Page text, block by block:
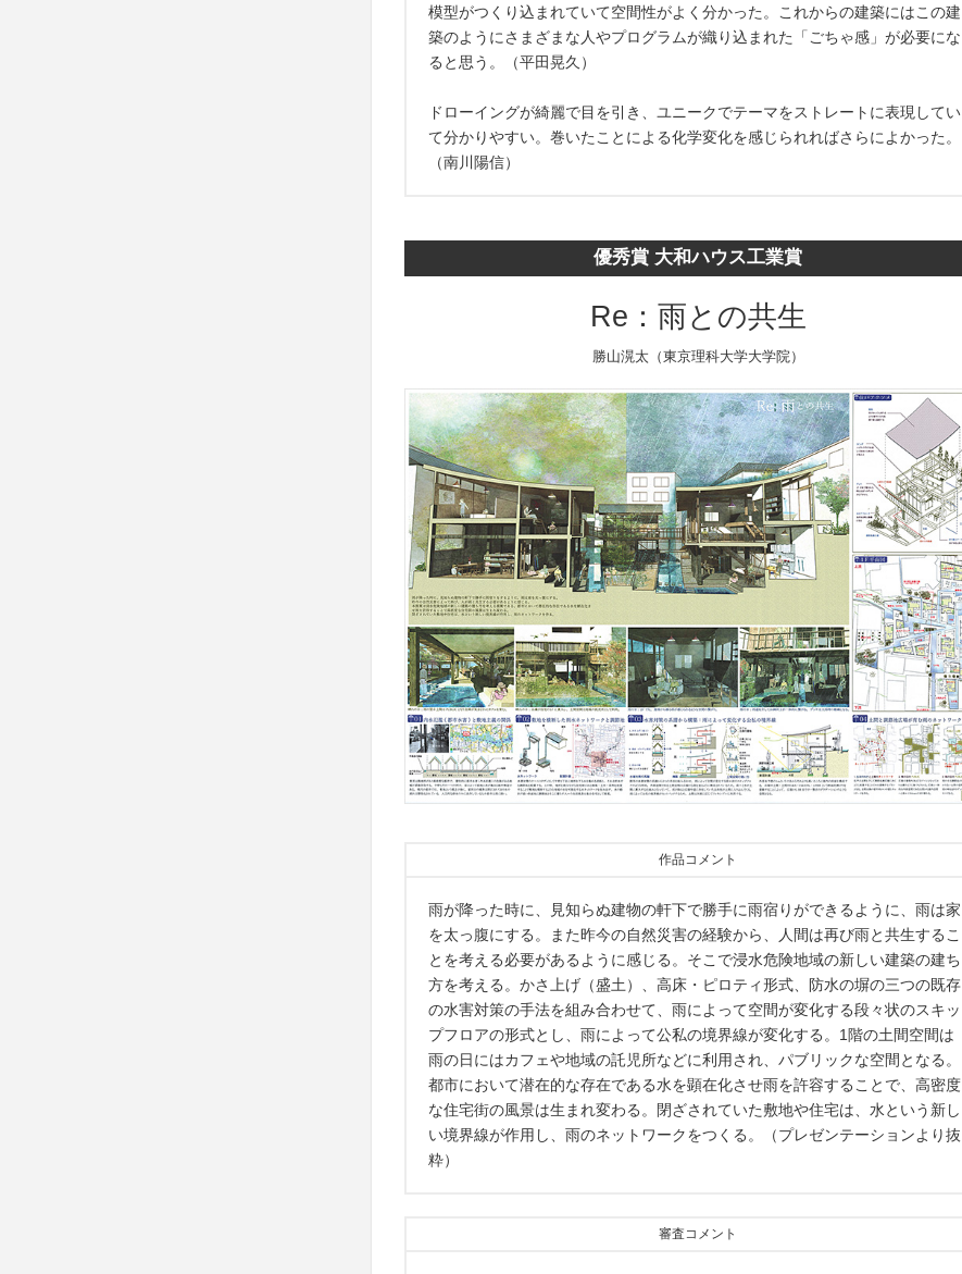
模型がつくり込まれていて空間性がよく分かった。これからの建築にはこの建
築のようにさまざまな人やプログラムが織り込まれた「ごちゃ感」が必要にな
ると思う。（平田晃久）
ドローイングが綺麗で目を引き、ユニークでテーマをストレートに表現してい
て分かりやすい。巻いたことによる化学変化を感じられればさらによかった。
（南川陽信）
優秀賞 大和ハウス工業賞
Re：雨との共生
勝山滉太（東京理科大学大学院）
作品コメント
雨が降った時に、見知らぬ建物の軒下で勝手に雨宿りができるように、雨は家
を太っ腹にする。また昨今の自然災害の経験から、人間は再び雨と共生するこ
とを考える必要があるように感じる。そこで浸水危険地域の新しい建築の建ち
方を考える。かさ上げ（盛土）、高床・ピロティ形式、防水の塀の三つの既存
の水害対策の手法を組み合わせて、雨によって空間が変化する段々状のスキッ
プフロアの形式とし、雨によって公私の境界線が変化する。1階の土間空間は
雨の日にはカフェや地域の託児所などに利用され、パブリックな空間となる。
都市において潜在的な存在である水を顕在化させ雨を許容することで、高密度
な住宅街の風景は生まれ変わる。閉ざされていた敷地や住宅は、水という新し
い境界線が作用し、雨のネットワークをつくる。（プレゼンテーションより抜
粋）
審査コメント